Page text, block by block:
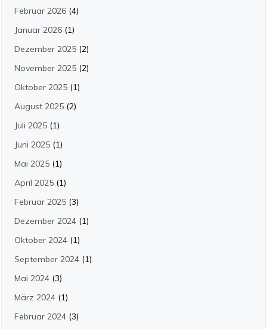
Februar 2026 (4)
Januar 2026 (1)
Dezember 2025 (2)
November 2025 (2)
Oktober 2025 (1)
August 2025 (2)
Juli 2025 (1)
Juni 2025 (1)
Mai 2025 (1)
April 2025 (1)
Februar 2025 (3)
Dezember 2024 (1)
Oktober 2024 (1)
September 2024 (1)
Mai 2024 (3)
März 2024 (1)
Februar 2024 (3)